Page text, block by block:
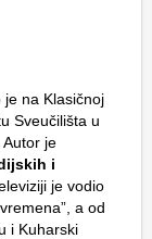
na Klasičnoj
Sveučilišta u
je
i
je vodio
a od
i Kuharski